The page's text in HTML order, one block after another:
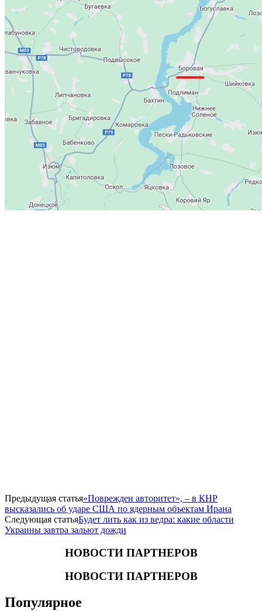
Предыдущая статья​»Поврежден авторитет», – в КНР
высказались об ударе США по ядерным объектам Ирана
Следующая статьяБудет лить как из ведра: какие области
Украины завтра зальют дожди
НОВОСТИ ПАРТНЕРОВ
НОВОСТИ ПАРТНЕРОВ
Популярное